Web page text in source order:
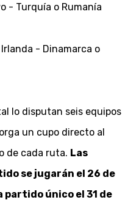
- Turquía o Rumanía
- Dinamarca o
lo disputan seis equipos
un cupo directo al
de cada ruta. Las
se jugarán el 26 de
partido único el 31 de